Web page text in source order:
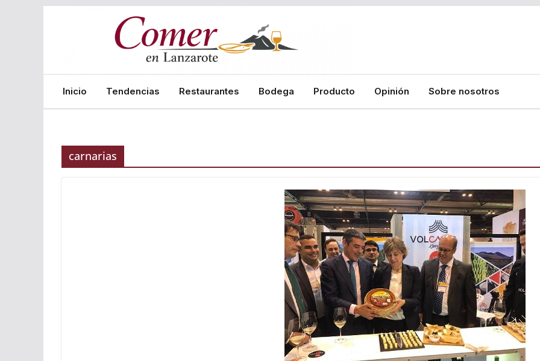
Inicio Tendencias Restaurantes Bodega Producto Opinión Sobre nosotros
carnarias